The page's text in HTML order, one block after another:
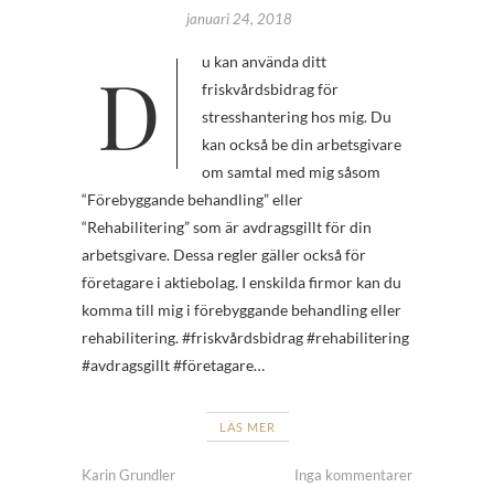
januari 24, 2018
Du kan använda ditt
friskvårdsbidrag för
stresshantering hos mig. Du
kan också be din arbetsgivare
om samtal med mig såsom
“Förebyggande behandling” eller
“Rehabilitering” som är avdragsgillt för din
arbetsgivare. Dessa regler gäller också för
företagare i aktiebolag. I enskilda firmor kan du
komma till mig i förebyggande behandling eller
rehabilitering. #friskvårdsbidrag #rehabilitering
#avdragsgillt #företagare…
LÄS MER
Karin Grundler Inga kommentarer